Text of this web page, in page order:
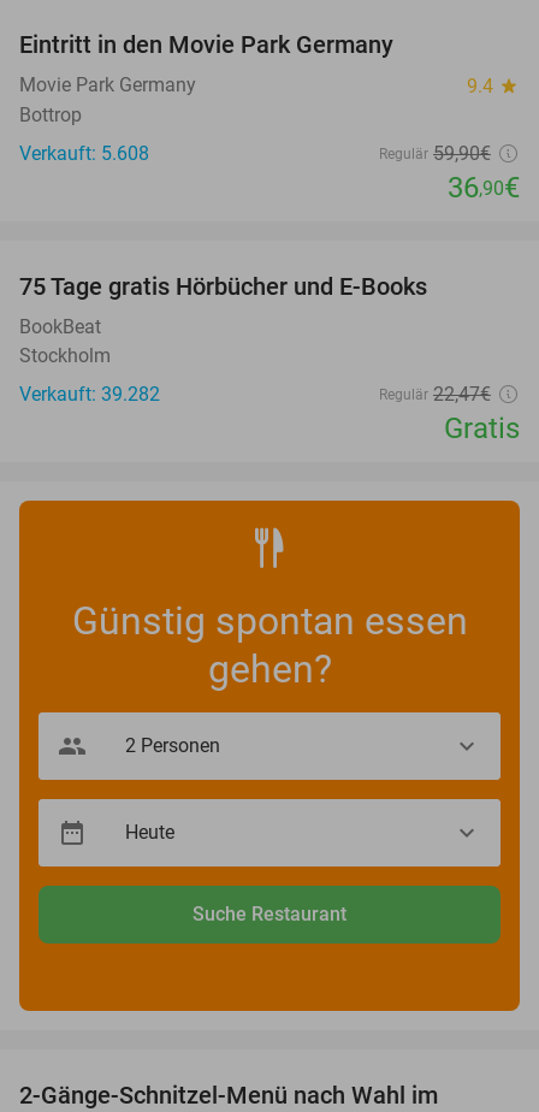
Eintritt in den Movie Park Germany
Movie Park Germany 9.4 star
Bottrop
Verkauft: 5.608
Regulär 59,90€
36,90€
75 Tage gratis Hörbücher und E-Books
BookBeat
Stockholm
Verkauft: 39.282
Regulär 22,47€
Gratis
Günstig spontan essen
gehen?
Suche Restaurant
2-Gänge-Schnitzel-Menü nach Wahl im